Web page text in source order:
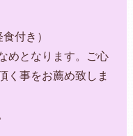
付き）
めとなります。ご心
く事をお薦め致しま